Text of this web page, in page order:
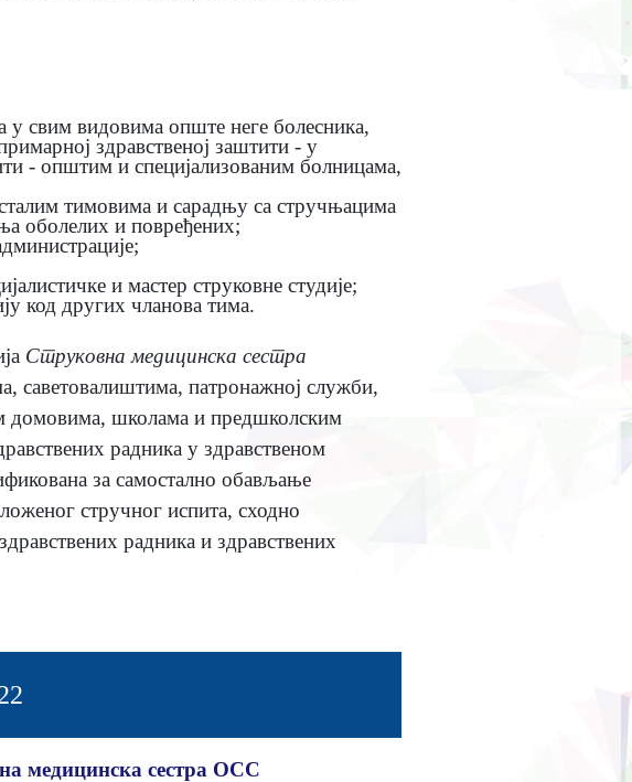
у свим видовима опште неге болесника,
здравственој заштити - у
- општим и специјализованим болницама,
тимовима и сарадњу са стручњацима
оболелих и повређених;
и мастер струковне студије;
код других чланова тима.
Струковна медицинска сестра
саветовалиштима, патронажној служби,
домовима, школама и предшколским
радника у здравственом
за самостално обављање
стручног испита, сходно
радника и здравствених
медицинска сестра ОСС